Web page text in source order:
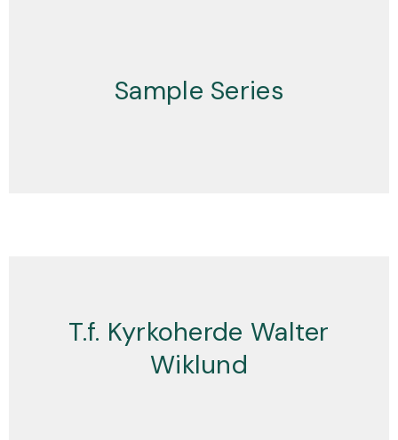
Sample Series
T.f. Kyrkoherde Walter
Wiklund